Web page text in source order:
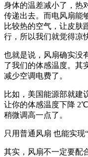
身体的温差减小了，热
传递出去。而电风扇能
比较热的空气，让皮肤
行，所以我们就觉得凉
也就是说，风扇确实没
了我们的体感温度。其
减少空调电费了。
比如，美国能源部就建
让你的体感温度下降
稍微调高一点了。
只用普通风扇 也能实现
其实，风扇不一定要配